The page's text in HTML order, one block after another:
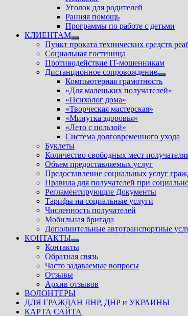
Уголок для родителей
Ранняя помощь
Программы по работе с детьми
КЛИЕНТАМ
Показать
подменю
Пункт проката технических средств
Социальная гостиница
Противодействие IT-мошенникам
Дистанционное сопровождение
Показать
подменю
Компьютерная грамотность
«Для маленьких получателей»
«Психолог дома»
«Творческая мастерская»
«Минутка здоровья»
«Лето с пользой»
Система долговременного ухода
Буклеты
Количество свободных мест
Объем предоставляемых услуг
Предоставление социальных услуг
Правила для получателей при
Регламентирующие Документы
Тарифы на социальные услуги
Численность получателей
Мобильная бригада
Дополнительные автотранспортные
КОНТАКТЫ
Показать
подменю
Контакты
Обратная связь
Часто задаваемые вопросы
Отзывы
Архив отзывов
ВОЛОНТЕРЫ
ДЛЯ ГРАЖДАН ЛНР, ДНР и УКРАИНЫ
КАРТА САЙТА